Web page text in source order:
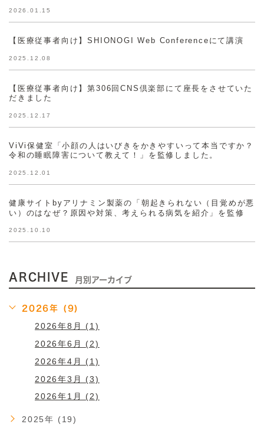
2026.01.15
【医療従事者向け】SHIONOGI Web Conferenceにて講演
2025.12.08
【医療従事者向け】第306回CNS倶楽部にて座長をさせていた
だきました
2025.12.17
ViVi保健室「小顔の人はいびきをかきやすいって本当ですか？
令和の睡眠障害について教えて！」を監修しました。
2025.12.01
健康サイトbyアリナミン製薬の「朝起きられない（目覚めが悪
い）のはなぜ？原因や対策、考えられる病気を紹介」を監修
2025.10.10
ARCHIVE 月別アーカイブ
2026年 (9)
2026年8月 (1)
2026年6月 (2)
2026年4月 (1)
2026年3月 (3)
2026年1月 (2)
2025年 (19)